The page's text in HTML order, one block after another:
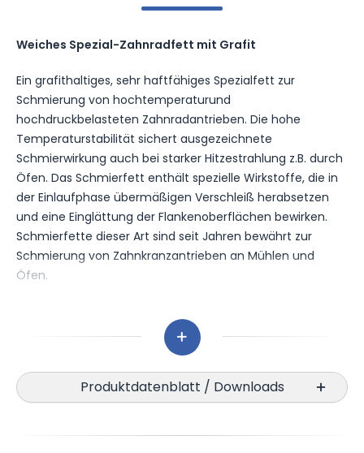
Weiches Spezial-Zahnradfett mit Grafit
Ein grafithaltiges, sehr haftfähiges Spezialfett zur
Schmierung von hochtemperaturund
hochdruckbelasteten Zahnradantrieben. Die hohe
Temperaturstabilität sichert ausgezeichnete
Schmierwirkung auch bei starker Hitzestrahlung z.B. durch
Öfen. Das Schmierfett enthält spezielle Wirkstoffe, die in
der Einlaufphase übermäßigen Verschleiß herabsetzen
und eine Einglättung der Flankenoberflächen bewirken.
Schmierfette dieser Art sind seit Jahren bewährt zur
Schmierung von Zahnkranzantrieben an Mühlen und
Öfen.
:
* feuchtigkeitsunempfindlich
* wasserabweisend
Produktdatenblatt / Downloads